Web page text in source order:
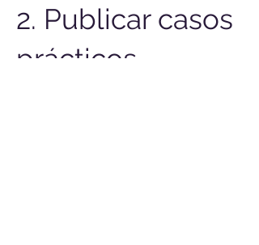
2. Publicar casos
prácticos